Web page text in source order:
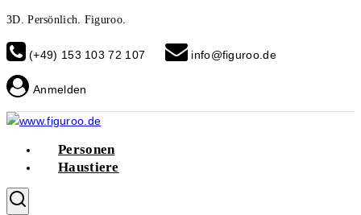
Skip
content
3D. Persönlich. Figuroo.
(+49) 153 103 72 107 info@figuroo.de
Anmelden
Personen
Haustiere